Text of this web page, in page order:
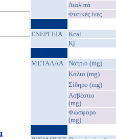
Διαλυτά
Φυτικές ίνες
EΝΕΡΓΕΙΑ
Kcal
Kj
ΜΕΤΑΛΛΑ
Νάτριο (mg)
Κάλιο (mg)
Σίδηρο (mg)
Ασβέστιο
(mg)
Φώσφορο
(mg)